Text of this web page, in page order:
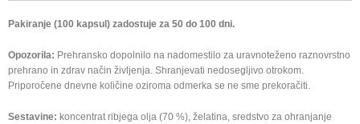
Pakiranje (100 kapsul) zadostuje za 50 do 100 dni.
Opozorila: Prehransko dopolnilo na nadomestilo za uravnoteženo raznovrstno
prehrano in zdrav način življenja. Shranjevati nedosegljivo otrokom.
Priporočene dnevne količine oziroma odmerka se ne sme prekoračiti.
Sestavine: koncentrat ribjega olja (70 %), želatina, sredstvo za ohranjanje